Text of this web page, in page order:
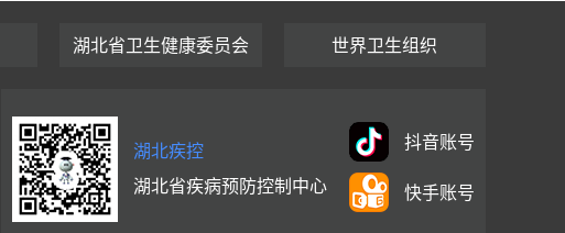
湖北省卫生健康委员会 世界卫生组织
湖北疾控
湖北省疾病预防控制中心
抖音账号
快手账号